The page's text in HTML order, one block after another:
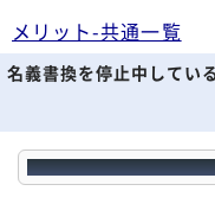
メリット-共通一覧
名義書換を停止中してい